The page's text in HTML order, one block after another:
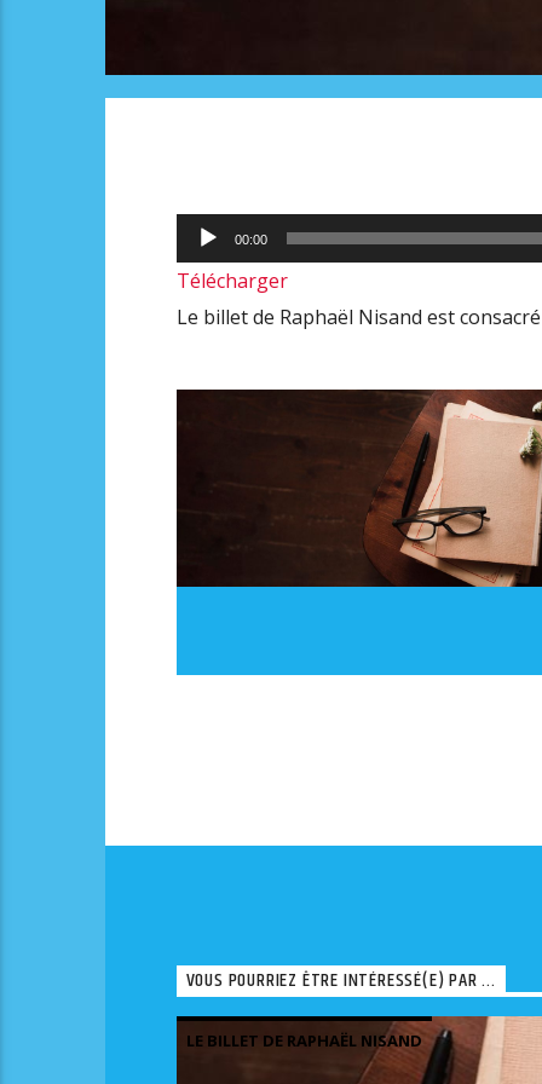
Lecteur
audio
00:00
Télécharger
Le billet de Raphaël Nisand est
VOUS POURRIEZ ÊTRE INTÉRESSÉ(E) PAR ...
LE BILLET DE RAPHAËL NISAND